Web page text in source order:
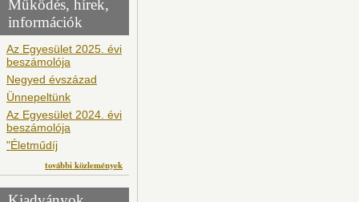
Működés, hírek,
információk
Az Egyesület 2025. évi
beszámolója
Negyed évszázad
Ünnepeltünk
Az Egyesület 2024. évi
beszámolója
"Életműdíj
további közlemények